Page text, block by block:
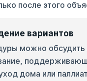
после этого
вариантов
можно обсудить
дома или